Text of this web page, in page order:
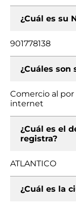
¿Cuál es su
901778138
¿Cuáles son
Comercio al
internet
¿Cuál es el
registra?
ATLANTICO
¿Cuál es la